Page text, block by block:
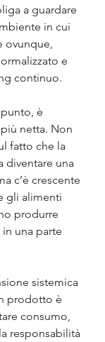
a guardare
in cui
ovunque,
e
continuo.
è
netta. Non
fatto che la
una
c’è crescente
gli alimenti
produrre
una parte
sistemica
prodotto è
consumo,
responsabilità